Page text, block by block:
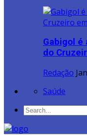
Gabigol é
do
Redação
Saúde